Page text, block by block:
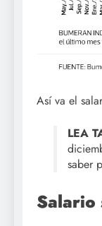
Así va el
LEA
saber